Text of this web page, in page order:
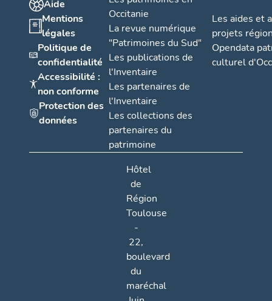
Aide
Mentions
légales
Politique de
confidentialité
Accessibilité :
non conforme
Protection des
données
Occitanie
La revue numérique
"Patrimoines du Sud"
Les publications de
l'Inventaire
Les partenaires de
l'Inventaire
Les collections des
partenaires du
patrimoine
Les aides et
projets
Opendata
culturel
Hôtel
de
Région
Toulouse
-
22,
boulevard
du
maréchal